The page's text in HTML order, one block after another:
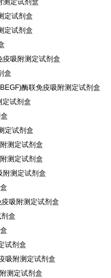
测定试剂盒
定试剂盒
定试剂盒
疫吸附测定试剂盒
盒
酶联免疫吸附测定试剂盒
定试剂盒
定试剂盒
测定试剂盒
测定试剂盒
附测定试剂盒
吸附测定试剂盒
盒
试剂盒
吸附测定试剂盒
测定试剂盒